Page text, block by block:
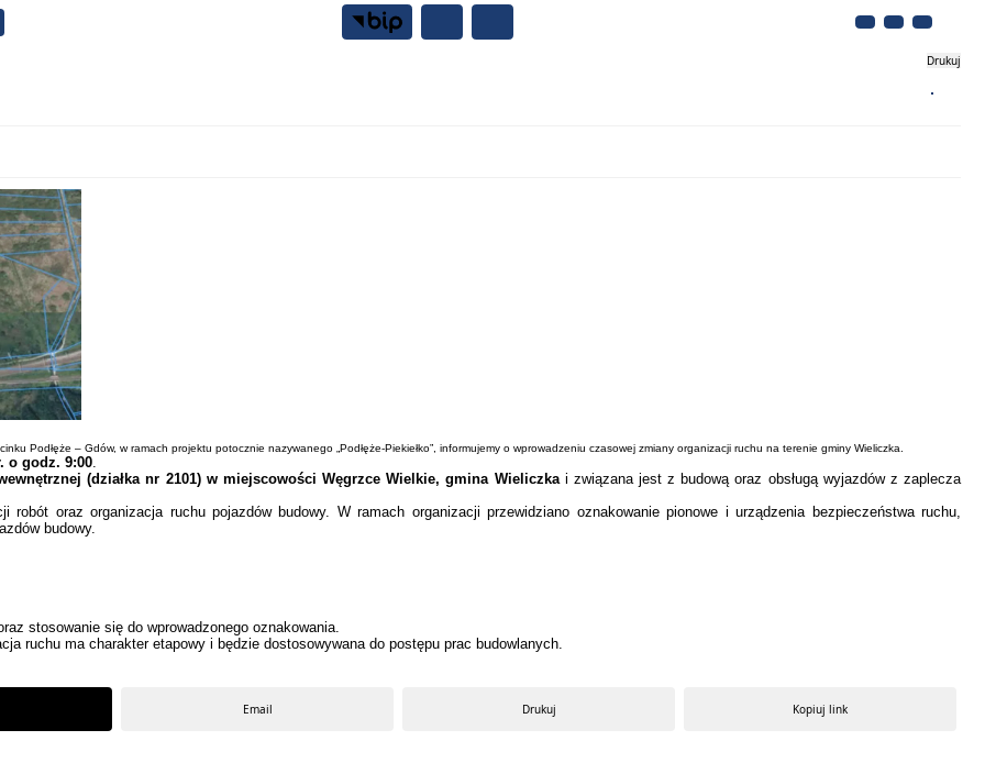
Drukuj
Podłęże – Gdów, w ramach projektu potocznie nazywanego „Podłęże-Piekiełko”, informujemy o wprowadzeniu czasowej zmiany organizacji ruchu na terenie gminy Wieliczka.
o godz. 9:00.
(działka nr 2101) w miejscowości Węgrzce Wielkie, gmina Wieliczkai związana jest z budową oraz obsługą wyjazdów z zaplecza
robót oraz organizacja ruchu pojazdów budowy. W ramach organizacji przewidziano oznakowanie pionowe i urządzenia bezpieczeństwa ruchu,
budowy.
stosowanie się do wprowadzonego oznakowania.
ruchu ma charakter etapowy i będzie dostosowywana do postępu prac budowlanych.
Email Drukuj Kopiuj link